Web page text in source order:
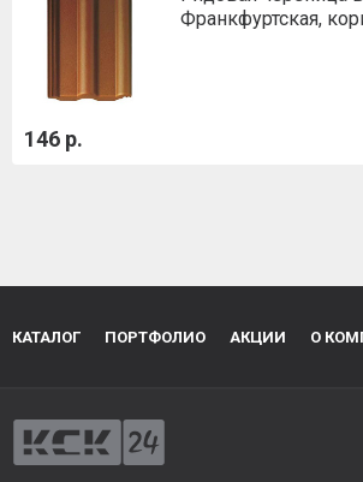
Франкфуртская,
146 р.
КАТАЛОГ ПОРТФОЛИО АКЦИИ О